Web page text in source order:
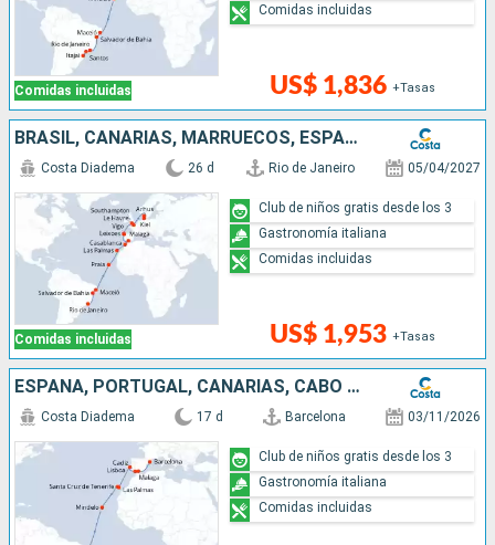
Comidas incluidas US$ 1,836 +Tasas
Comidas incluidas
BRASIL, CANARIAS, MARRUECOS, ESPAÑA, PORTUGAL, FRANCIA, GRAN BRETAÑA, DINAMARCA, ALEMANIA
Comidas incluidas
Costa Diadema 26 d Rio de Janeiro 05/04/2027
US$ 1,953 +Tasas
Club de niños gratis desde los 3
Gastronomía italiana
Comidas incluidas
ESPAÑA, PORTUGAL, CANARIAS, CABO VERDE, BRASIL
Costa Diadema 17 d Barcelona 03/11/2026
Club de niños gratis desde los 3
Gastronomía italiana
Comidas incluidas